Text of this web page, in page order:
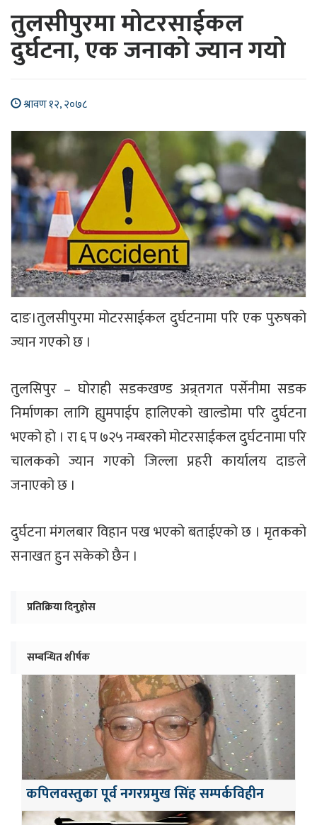
तुलसीपुरमा मोटरसाईकल
दुर्घटना, एक जनाको ज्यान गयो
श्रावण १२, २०७८
दाङ।तुलसीपुरमा मोटरसाईकल दुर्घटनामा परि एक पुरुषको
ज्यान गएको छ ।
तुलसिपुर – घोराही सडकखण्ड अन्र्तगत पर्सेनीमा सडक
निर्माणका लागि ह्युमपाईप हालिएको खाल्डोमा परि दुर्घटना
भएको हो । रा ६ प ७२५ नम्बरको मोटरसाईकल दुर्घटनामा परि
चालकको ज्यान गएको जिल्ला प्रहरी कार्यालय दाङले
जनाएको छ ।
दुर्घटना मंगलबार विहान पख भएको बताईएको छ । मृतकको
सनाखत हुन सकेको छैन ।
प्रतिक्रिया दिनुहोस
सम्बन्धित शीर्षक
कपिलवस्तुका पूर्व नगरप्रमुख सिंह सम्पर्कविहीन